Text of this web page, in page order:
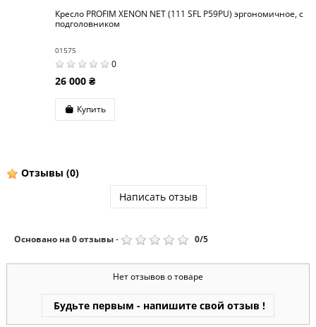
Кресло PROFIM XENON NET (111 SFL P59PU) эргономичное, с
подголовником
0
26 000 ₴
Купить
Отзывы (0)
Написать отзыв
Основано на0отзывы- 0/5
Нет отзывов о товаре
Будьте первым - напишите свой отзыв !